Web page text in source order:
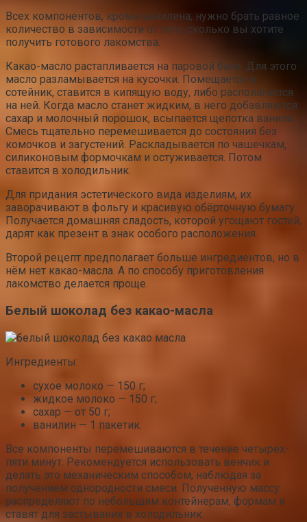
Всех компонентов, кроме ванилина, нужно брать равное
количество в зависимости от того, сколько вы хотите
получить готового лакомства.
Какао-масло растапливается на паровой бане. Для этого
масло разламывается на кусочки. Помещается в
сотейник, ставится в кипящую воду, либо располагается
на ней. Когда масло станет жидким, в него добавляются
сахар и молочный порошок, всыпается щепотка ванили.
Смесь тщательно перемешивается до состояния без
комочков и загустений. Раскладывается по чашечкам,
силиконовым формочкам и остуживается. Потом
ставится в холодильник.
Для придания эстетического вида изделиям, их
заворачивают в фольгу и красивую обёрточную бумагу.
Получается домашняя сладость, которой угощают гостей,
дарят как презент в знак особого расположения.
Второй рецепт предполагает больше ингредиентов, но в
нём нет какао-масла. А по способу приготовления
лакомство делается проще.
Белый шоколад без какао-масла
Ингредиенты:
сухое молоко — 150 г;
жидкое молоко — 150 г;
сахар — от 50 г;
ванилин — 1 пакетик.
Все компоненты перемешиваются в течение четырёх-
пяти минут. Рекомендуется использовать венчик и
делать это механическим способом, наблюдая за
получением однородности смеси. Полученную массу
распределяют по небольшим контейнерам, формам и
ставят для застывания в холодильник.